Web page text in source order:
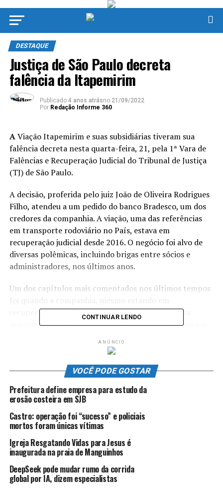
DESTAQUE
Justiça de São Paulo decreta
falência da Itapemirim
Publicado 4 anos atrásno 21/09/2022
Por Redação Informe 360
AViação Itapemirim e suas subsidiárias tiveram sua
falência decreta nesta quarta-feira, 21, pela 1ª Vara de
Falências e Recuperação Judicial do Tribunal de Justiça
(TJ) de São Paulo.
A decisão, proferida pelo juiz João de Oliveira Rodrigues
Filho, atendeu a um pedido do banco Bradesco, um dos
credores da companhia. A viação, uma das referências
em transporte rodoviário no País, estava em
recuperação judicial desde 2016. O negócio foi alvo de
diversas polêmicas, incluindo brigas entre sócios e
administradores, nos últimos anos.
Um dos capítulos mais comentados nos últimos tempos
recuperação judicial, conseguiu a autorização para
montar uma empresa do setor aéreo, a ITA, mesmo em
maior crise para o segmento.
Depois de anos em gestação, o negócio ficou no ar
salário e de outros direitos de trabalhadores. No fim de
2021, pouco antes do Natal, a empresa cancelou
subitamente seus voos, deixando milhares de passageiro
sem atendimento.
CONTINUAR LENDO
ANÚNCIO
VOCÊ PODE GOSTAR
Prefeitura define empresa para estudo da
erosão costeira em SJB
Castro: operação foi “sucesso” e policiais
mortos foram únicas vítimas
Igreja Resgatando Vidas para Jesus é
inaugurada na praia de Manguinhos
DeepSeek pode mudar rumo da corrida
global por IA, dizem especialistas